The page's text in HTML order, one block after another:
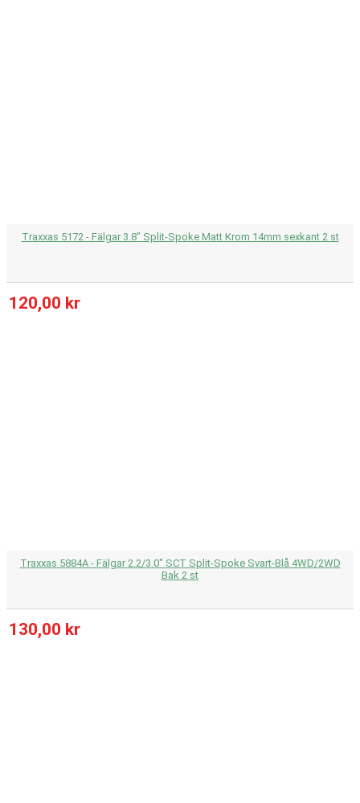
Traxxas 5172 - Fälgar 3.8" Split-Spoke Matt Krom 14mm sexkant 2 st
120,00 kr
Traxxas 5884A - Fälgar 2.2/3.0" SCT Split-Spoke Svart-Blå 4WD/2WD
Bak 2 st
130,00 kr